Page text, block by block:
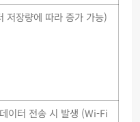
저장량에 따라 증가 가능)
이터 전송 시 발생 (Wi-Fi